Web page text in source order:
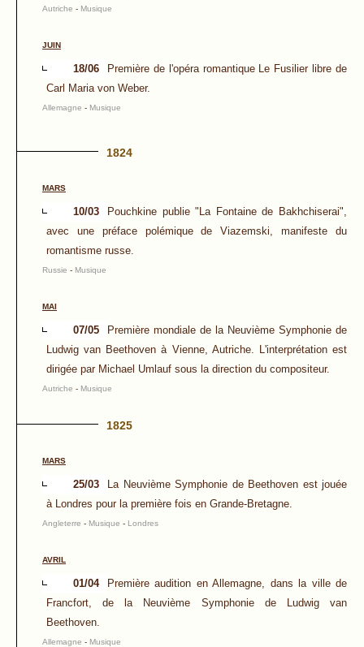
Autriche - Musique
JUIN
18/06
Première de l'opéra romantique Le Fusilier libre de
Carl Maria von Weber.
Allemagne - Musique
1824
MARS
10/03
Pouchkine publie "La Fontaine de Bakhchiserai",
avec une préface polémique de Viazemski, manifeste du
romantisme russe.
Russie - Musique
MAI
07/05
Première mondiale de la Neuvième Symphonie de
Ludwig van Beethoven à Vienne, Autriche. L'interprétation est
dirigée par Michael Umlauf sous la direction du compositeur.
Autriche - Musique
1825
MARS
25/03
La Neuvième Symphonie de Beethoven est jouée
à Londres pour la première fois en Grande-Bretagne.
Angleterre - Musique - Londres
AVRIL
01/04
Première audition en Allemagne, dans la ville de
Francfort, de la Neuvième Symphonie de Ludwig van
Beethoven.
Allemagne - Musique